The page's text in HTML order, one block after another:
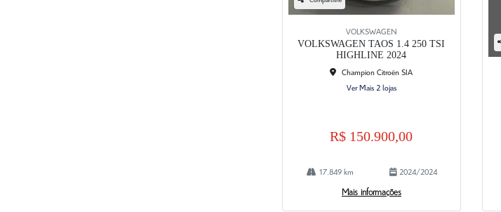
VOLKSWAGEN
VOLKSWAGEN TAOS 1.4 250 TSI
HIGHLINE 2024
Champion Citroën SIA
Ver Mais 2 lojas
R$ 150.900,00
17.849 km 2024/2024
Mais informações